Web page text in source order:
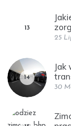
13
25
14
30